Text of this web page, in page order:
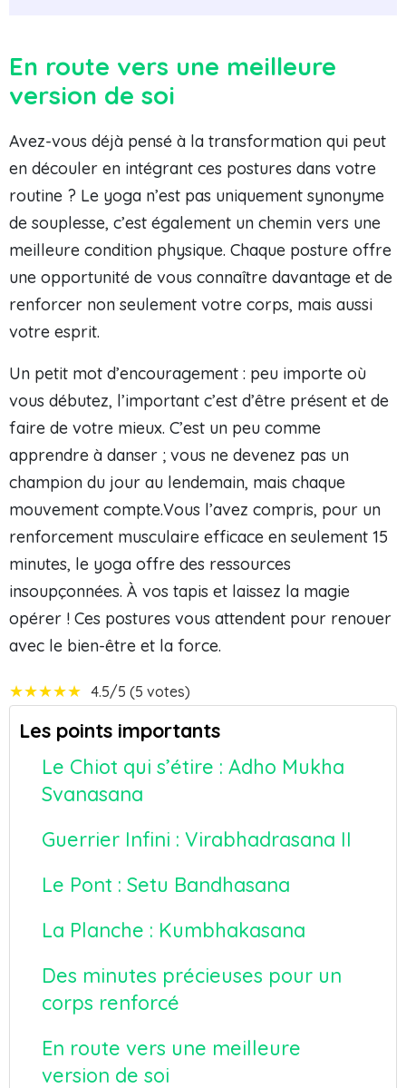
En route vers une meilleure
version de soi
Avez-vous déjà pensé à la transformation qui peut
en découler en intégrant ces postures dans votre
routine ? Le yoga n’est pas uniquement synonyme
de souplesse, c’est également un chemin vers une
meilleure condition physique. Chaque posture offre
une opportunité de vous connaître davantage et de
renforcer non seulement votre corps, mais aussi
votre esprit.
Un petit mot d’encouragement : peu importe où
vous débutez, l’important c’est d’être présent et de
faire de votre mieux. C’est un peu comme
apprendre à danser ; vous ne devenez pas un
champion du jour au lendemain, mais chaque
mouvement compte.Vous l’avez compris, pour un
renforcement musculaire efficace en seulement 15
minutes, le yoga offre des ressources
insoupçonnées. À vos tapis et laissez la magie
opérer ! Ces postures vous attendent pour renouer
avec le bien-être et la force.
★★★★★ 4.5/5 (5 votes)
Les points importants
Le Chiot qui s’étire : Adho Mukha
Svanasana
Guerrier Infini : Virabhadrasana II
Le Pont : Setu Bandhasana
La Planche : Kumbhakasana
Des minutes précieuses pour un
corps renforcé
En route vers une meilleure
version de soi